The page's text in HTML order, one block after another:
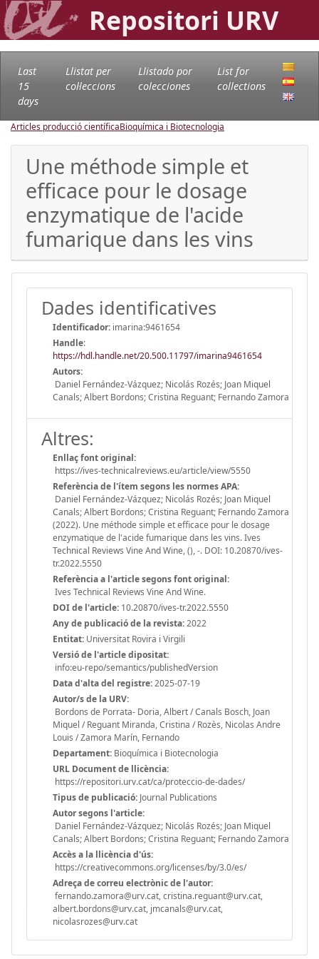
Repositori URV
Last
15
days
Llistat per
col·leccions
Llistado por
colecciones
List for
collections
Articles producció científicaBioquímica i Biotecnologia
Une méthode simple et
efficace pour le dosage
enzymatique de l'acide
fumarique dans les vins
Dades identificatives
Identificador: imarina:9461654
Handle:
https://hdl.handle.net/20.500.11797/imarina9461654
Autors:
Daniel Fernández-Vázquez; Nicolás Rozés; Joan Miquel
Canals; Albert Bordons; Cristina Reguant; Fernando Zamora
Altres:
Enllaç font original:
https://ives-technicalreviews.eu/article/view/5550
Referència de l'ítem segons les normes APA:
Daniel Fernández-Vázquez; Nicolás Rozés; Joan Miquel
Canals; Albert Bordons; Cristina Reguant; Fernando Zamora
(2022). Une méthode simple et efficace pour le dosage
enzymatique de l'acide fumarique dans les vins. Ives
Technical Reviews Vine And Wine, (), -. DOI: 10.20870/ives-
tr.2022.5550
Referència a l'article segons font original:
Ives Technical Reviews Vine And Wine.
DOI de l'article: 10.20870/ives-tr.2022.5550
Any de publicació de la revista:2022
Entitat: Universitat Rovira i Virgili
Versió de l'article dipositat:
info:eu-repo/semantics/publishedVersion
Data d'alta del registre:2025-07-19
Autor/s de la URV:
Bordons de Porrata- Doria, Albert / Canals Bosch, Joan
Miquel / Reguant Miranda, Cristina / Rozès, Nicolas Andre
Louis / Zamora Marín, Fernando
Departament: Bioquímica i Biotecnologia
URL Document de llicència:
https://repositori.urv.cat/ca/proteccio-de-dades/
Tipus de publicació: Journal Publications
Autor segons l'article:
Daniel Fernández-Vázquez; Nicolás Rozés; Joan Miquel
Canals; Albert Bordons; Cristina Reguant; Fernando Zamora
Accès a la llicència d'ús:
https://creativecommons.org/licenses/by/3.0/es/
Adreça de correu electrònic de l'autor:
fernando.zamora@urv.cat, cristina.reguant@urv.cat,
albert.bordons@urv.cat, jmcanals@urv.cat,
nicolasrozes@urv.cat